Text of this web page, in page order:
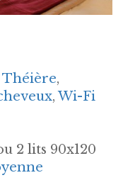
Théière,
,Wi-Fi
2 lits 90x120